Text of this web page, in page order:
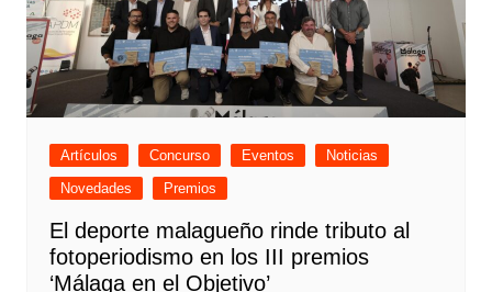
Artículos Concurso Eventos
Noticias
Novedades
Premios
El deporte malagueño rinde tributo al
fotoperiodismo en los III premios
‘Málaga en el Objetivo’